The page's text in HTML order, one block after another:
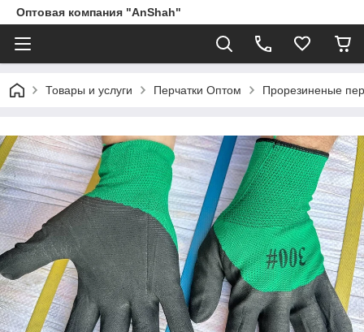
Оптовая компания "AnShah"
Товары и услуги Перчатки Оптом Прорезиненые